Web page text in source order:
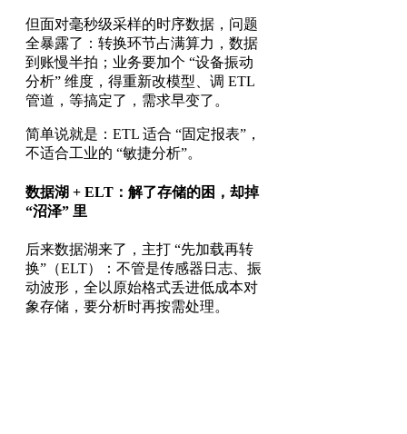
但面对毫秒级采样的时序数据，问题
全暴露了：转换环节占满算力，数据
到账慢半拍；业务要加个 “设备振动
分析” 维度，得重新改模型、调 ETL
管道，等搞定了，需求早变了。
简单说就是：ETL 适合 “固定报表”，
不适合工业的 “敏捷分析”。
数据湖 + ELT：解了存储的困，却掉
“沼泽” 里
后来数据湖来了，主打 “先加载再转
换”（ELT）：不管是传感器日志、振
动波形，全以原始格式丢进低成本对
象存储，要分析时再按需处理。